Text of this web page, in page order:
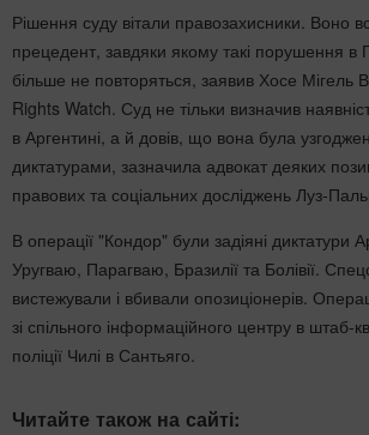
Рішення суду вітали правозахисники. Воно
прецедент, завдяки якому такі порушення в
більше не повторяться, заявив Хосе Мігель
Rights Watch. Суд не тільки визначив
в Аргентині, а й довів, що вона була
диктатурами, зазначила адвокат деяких
правових та соціальних досліджень Луз-
В операції "Кондор" були задіяні диктатури
Уругваю, Парагваю, Бразилії та Болівії.
вистежували і вбивали опозиціонерів.
зі спільного інформаційного центру в штаб-
поліції Чилі в Сантьяго.
Читайте також на сайті: